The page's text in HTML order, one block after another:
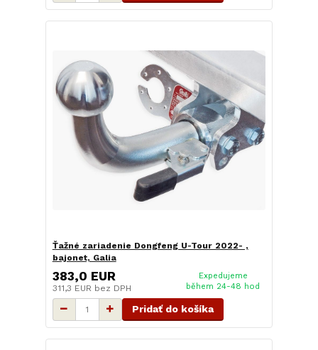
Ťažné zariadenie Dongfeng U-Tour 2022- ,
bajonet, Galia
383,0 EUR
311,3 EUR bez DPH
Expedujeme
během 24-48 hod
Pridať do košíka